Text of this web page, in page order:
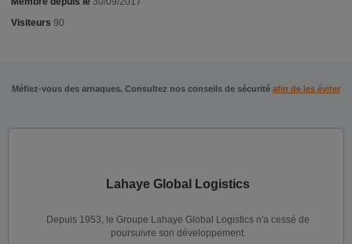
Visiteurs 90
Méfiez-vous des arnaques. Consultez nos conseils de sécurité afin de les éviter
Lahaye Global Logistics
Depuis 1953, le Groupe Lahaye Global Logistics n'a cessé de
poursuivre son développement.